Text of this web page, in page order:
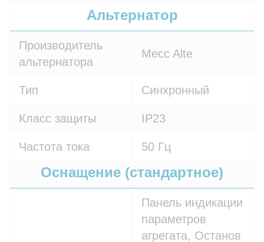
Альтернатор
Производитель
альтернатора
Mecc Alte
Тип Синхронный
Класс защиты IP23
Частота тока 50 Гц
Оснащение (стандартное)
Панель индикации
параметров
агрегата, Останов